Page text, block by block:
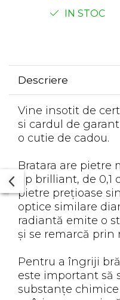
IN STOC
Descriere
Vine insotit de
si cardul de
o cutie de cadou.
Bratara are pietre
tip brilliant, de
pietre prețioase
optice similare
radiantă emite o
și se remarcă prin
Pentru a îngriji
este important să
substanțe chimice